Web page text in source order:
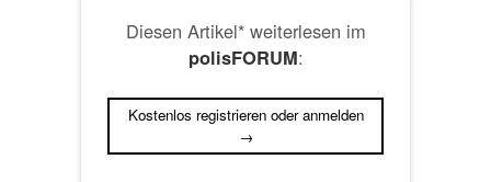
Diesen Artikel* weiterlesen im
polisFORUM:
Kostenlos registrieren oder anmelden
→